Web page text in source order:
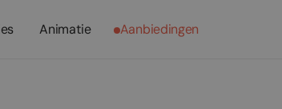
Animatie Aanbiedingen